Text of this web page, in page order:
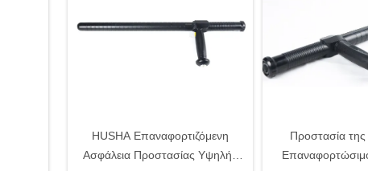
HUSHA Επαναφορτιζόμενη
Ασφάλεια Προστασίας Υψηλής
Προστασία της